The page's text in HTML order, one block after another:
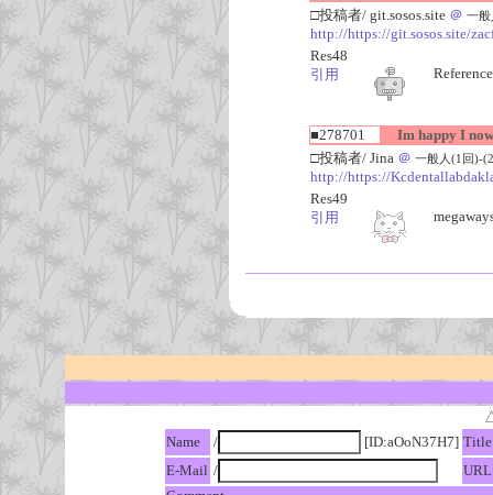
□投稿者/ git.sosos.site ＠ 一般
http://https://git.sosos.site/
Res48
引用
■278701
Im happy I now
□投稿者/ Jina ＠ 一般人(1回)-
http://https://
Res49
引用
Name
/ [ID:aOoN37H7] Title
E-Mail /
URL